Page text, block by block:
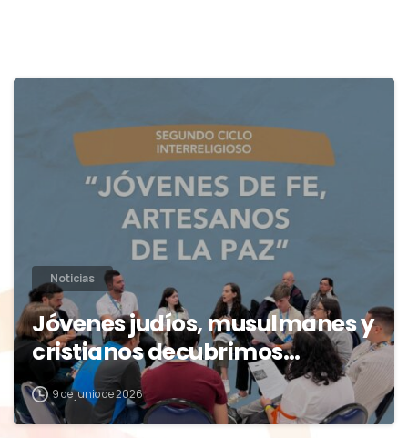
Noticias
Jóvenes judíos, musulmanes y
cristianos decubrimos…
9 de junio de 2026